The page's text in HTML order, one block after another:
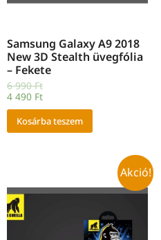
Samsung Galaxy A9 2018
New 3D Stealth üvegfólia
– Fekete
6 990Ft
4 490 Ft
Kosárba teszem
Akció!